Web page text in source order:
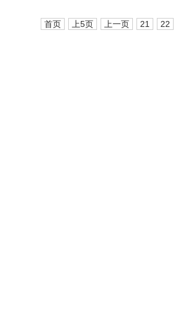
首页 上5页 上一页 21 22